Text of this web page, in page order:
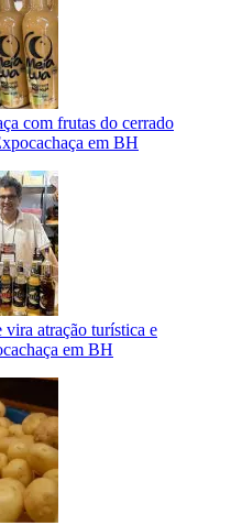
com frutas do cerrado
em BH
vira atração turística e
em BH